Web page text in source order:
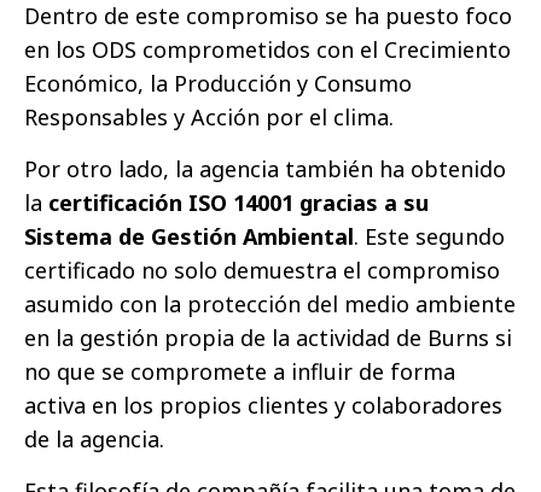
Dentro de este compromiso se ha puesto foco
en los ODS comprometidos con el Crecimiento
Económico, la Producción y Consumo
Responsables y Acción por el clima.
Por otro lado, la agencia también ha obtenido
la certificación ISO 14001 gracias a su
Sistema de Gestión Ambiental. Este segundo
certificado no solo demuestra el compromiso
asumido con la protección del medio ambiente
en la gestión propia de la actividad de Burns si
no que se compromete a influir de forma
activa en los propios clientes y colaboradores
de la agencia.